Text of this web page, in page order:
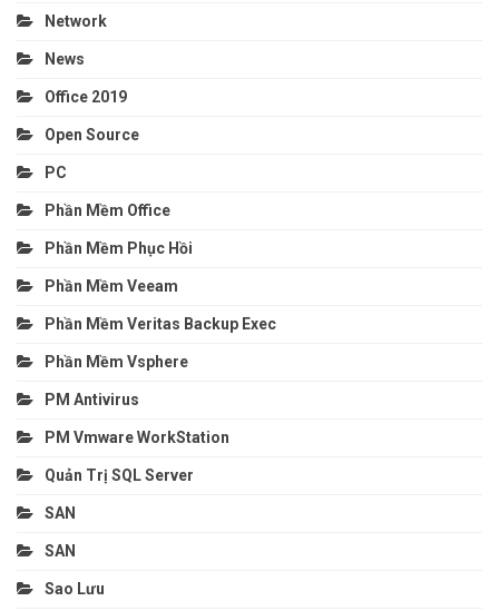
Network
News
Office 2019
Open Source
PC
Phần Mềm Office
Phần Mềm Phục Hồi
Phần Mềm Veeam
Phần Mềm Veritas Backup Exec
Phần Mềm Vsphere
PM Antivirus
PM Vmware WorkStation
Quản Trị SQL Server
SAN
SAN
Sao Lưu